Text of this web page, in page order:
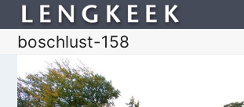
boschlust-158